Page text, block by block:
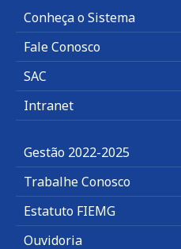
Conheça o Sistema
Fale Conosco
SAC
Intranet
Gestão 2022-2025
Trabalhe Conosco
Estatuto FIEMG
Ouvidoria